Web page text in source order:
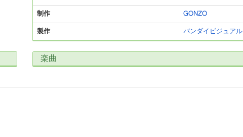
制作 GONZO
製作 バンダイビジュアル
楽曲